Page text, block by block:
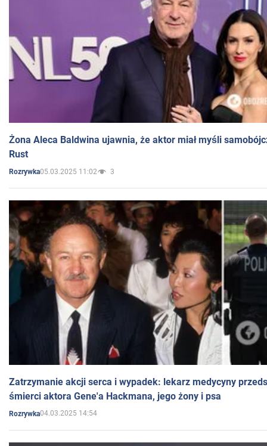
Żona Aleca Baldwina ujawnia, że aktor miał myśli
Rust
Rozrywka05.03.2025 11:02 3
Zatrzymanie akcji serca i wypadek: lekarz medycyny
śmierci aktora Gene'a Hackmana, jego żony i psa
Rozrywka04.03.2025 14:54